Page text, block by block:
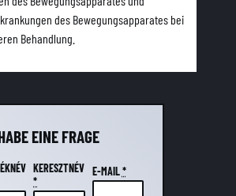
des Bewegungsapparates bei
Behandlung.
EINE FRAGE
KERESZTNÉV
*
E-MAIL*